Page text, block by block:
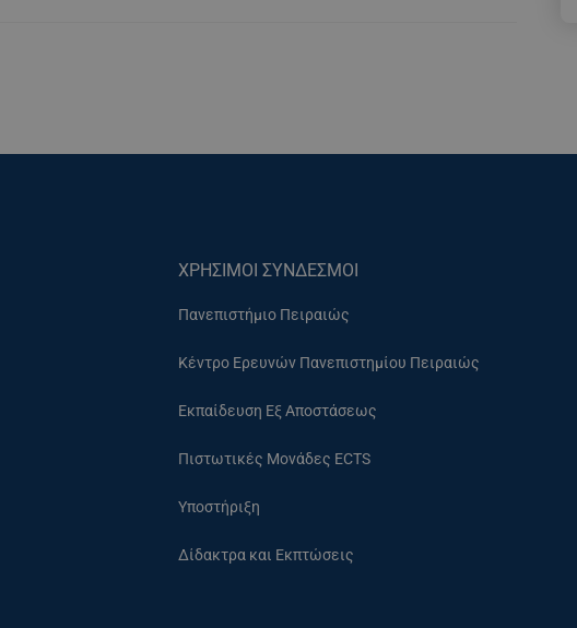
ΧΡΗΣΙΜΟΙ ΣΥΝΔΕΣΜΟΙ
Πανεπιστήμιο Πειραιώς
Κέντρο Ερευνών Πανεπιστημίου Πειραιώς
Εκπαίδευση Εξ Αποστάσεως
Πιστωτικές Μονάδες ECTS
Υποστήριξη
Δίδακτρα και Εκπτώσεις